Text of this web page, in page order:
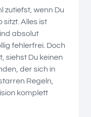
zutiefst, wenn Du
Alles ist
absolut
fehlerfrei. Doch
siehst Du keinen
der sich in
Regeln,
komplett